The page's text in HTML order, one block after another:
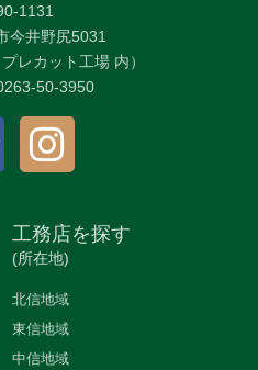
1131
今井野尻5031
レカット工場 内）
50-3950
工務店を探す
(所在地)
北信地域
東信地域
中信地域